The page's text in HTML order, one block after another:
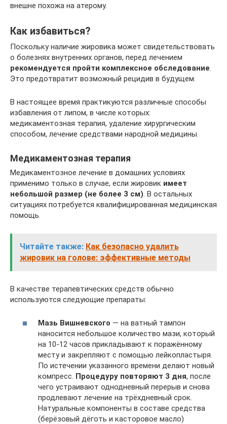
внешне похожа на атерому.
Как избавиться?
Поскольку наличие жировика может свидетельствовать
о болезнях внутренних органов, перед лечением
рекомендуется пройти комплексное обследование
Это предотвратит возможный рецидив в будущем.
В настоящее время практикуются различные способы
избавления от липом, в числе которых:
медикаментозная терапия, удаление хирургическим
способом, лечение средствами народной медицины.
Медикаментозная терапия
Медикаментозное лечение в домашних условиях
применимо только в случае, если жировик имеет
небольшой размер (не более 3 см) . В остальных
ситуациях потребуется квалифицированная медицинская
помощь.
Читайте также: Как безопасно удалить
жировик на голове: эффективные методы
В качестве терапевтических средств обычно
используются следующие препараты:
Мазь Вишневского — на ватный тампон
наносится небольшое количество мази, который
на 10-12 часов прикладывают к поражённому
месту и закрепляют с помощью лейкопластыря.
По истечении указанного времени делают новый
компресс. Процедуру повторяют 3 дня, после
чего устраивают однодневный перерыв и снова
продлевают лечение на трёхдневный срок.
Натуральные компоненты в составе средства
(берёзовый дёготь и касторовое масло)